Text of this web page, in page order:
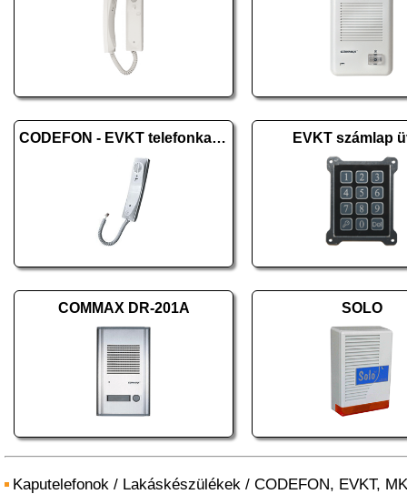
CODEFON - EVKT telefonkagyló EVKT számlap
COMMAX DR-201A SOLO
Kaputelefonok / Lakáskészülékek / CODEFON, EVKT,